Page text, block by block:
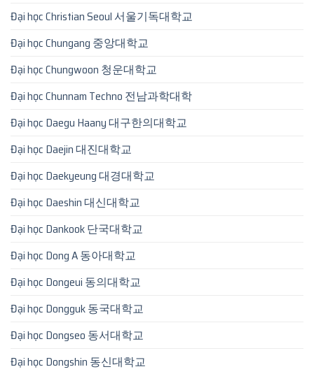
Đại học Christian Seoul 서울기독대학교
Đại học Chungang 중앙대학교
Đại học Chungwoon 청운대학교
Đại học Chunnam Techno 전남과학대학
Đại học Daegu Haany 대구한의대학교
Đại học Daejin 대진대학교
Đại học Daekyeung 대경대학교
Đại học Daeshin 대신대학교
Đại học Dankook 단국대학교
Đại học Dong A 동아대학교
Đại học Dongeui 동의대학교
Đại học Dongguk 동국대학교
Đại học Dongseo 동서대학교
Đại học Dongshin 동신대학교